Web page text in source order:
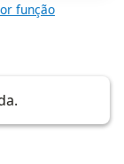
função